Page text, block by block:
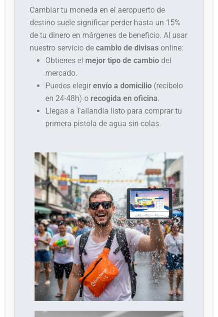
Cambiar tu moneda en el aeropuerto de
destino suele significar perder hasta un 15%
de tu dinero en márgenes de beneficio. Al usar
nuestro servicio decambio de divisas online:
Obtienes el mejor tipo de cambio del
mercado.
Puedes elegirenvío a domicilio (recíbelo
en 24-48h) o recogida en oficina.
Llegas a Tailandia listo para comprar tu
primera pistola de agua sin colas.